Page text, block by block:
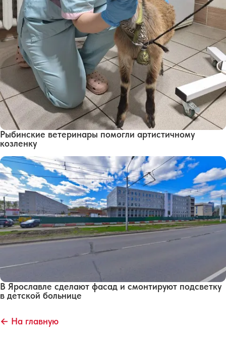
Рыбинские ветеринары помогли артистичному
козленку
В Ярославле сделают фасад и смонтируют подсветку
в детской больнице
← На главную